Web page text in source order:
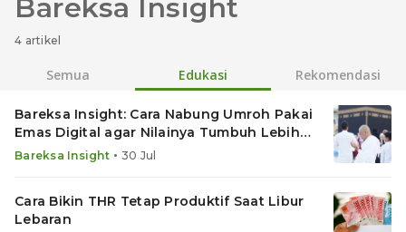
Bareksa Insight
4 artikel
Semua Edukasi Rekomendasi
Bareksa Insight: Cara Nabung Umroh Pakai
Emas Digital agar Nilainya Tumbuh Lebih
Cepat
Bareksa Insight • 30 Jul
Cara Bikin THR Tetap Produktif Saat Libur
Lebaran